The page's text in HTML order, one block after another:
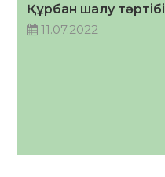
Құрбан шалу тәртібі
11.07.2022